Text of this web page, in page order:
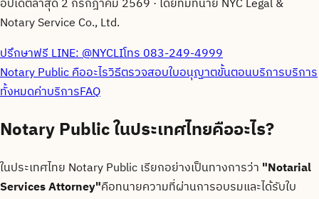
Notary Service Co., Ltd.
ปรึกษาฟรี LINE:@NYCLIโทร083-249-4999
Notary Public คืออะไรวิธีตรวจสอบใบอนุญาตขั้นตอนบริการบริการ
ทั้งหมดค่าบริการFAQ
Notary Public ในประเทศไทยคืออะไร?
ในประเทศไทย Notary Public เรียกอย่างเป็นทางการว่า "Notarial
Services Attorney"คือทนายความที่ผ่านการอบรมและได้รับใบ